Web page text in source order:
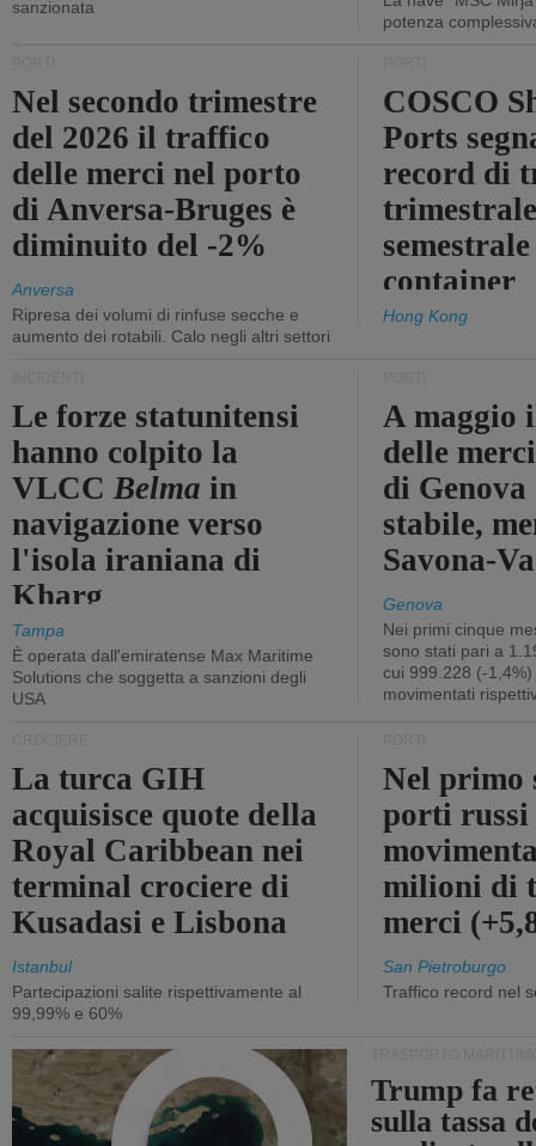
sanzionata
potenza
Nel secondo trimestre
del 2026 il traffico
delle merci nel porto
di Anversa-Bruges è
diminuito del -2%
Anversa
Ripresa dei volumi di rinfuse secche e
aumento dei rotabili. Calo negli altri settori
COSCO
Ports
record di
container
Hong Kong
Le forze statunitensi
hanno colpito la
VLCCBelma in
navigazione verso
l'isola iraniana di
Kharg
Tampa
È operata dall'emiratense Max Maritime
Solutions che soggetta a sanzioni degli
USA
A maggio
delle
di
stabile,
Savona-
Genova
Nei primi cinque
sono stati pari a
cui 999.228 (-
movimentati
La turca GIH
acquisisce quote della
Royal Caribbean nei
terminal crociere di
Kusadasi e Lisbona
Istanbul
Partecipazioni salite rispettivamente al
99,99% e 60%
Nel primo
porti russi
milioni di
merci
San Pietroburgo
Traffico record nel
Trump fa
sulla tassa